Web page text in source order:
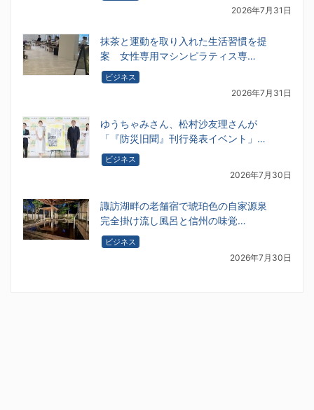
2026年7月31日
抹茶と運動を取り入れた生活習慣を提
案 女性専用マシンピラティス専…
ビジネス
2026年7月31日
ゆうちゃみさん、松村沙友理さんが
「『防災旧聞』刊行発表イベント」…
ビジネス
2026年7月30日
諏訪湖畔の老舗宿で琥珀色の自家源泉
完全掛け流し風呂と信州の味覚…
ビジネス
2026年7月30日